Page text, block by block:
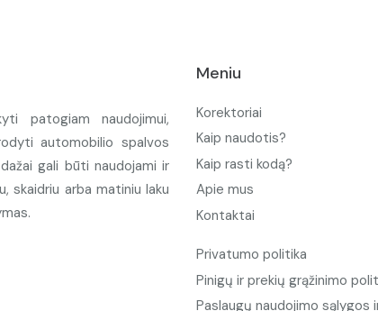
patogiam naudojimui,
automobilio spalvos
gali būti naudojami ir
skaidriu arba matiniu laku
Meniu
Korektoriai
Kaip naudotis?
Kaip rasti kodą?
Apie mus
Kontaktai
Privatumo politika
Pinigų ir prekių grąžinimo
Paslaugų naudojimo sąlygos